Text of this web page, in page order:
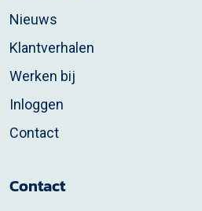
Nieuws
Klantverhalen
Werken bij
Inloggen
Contact
Contact